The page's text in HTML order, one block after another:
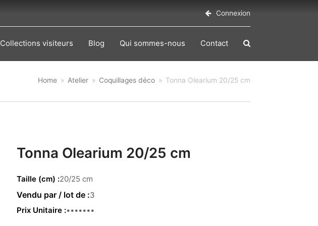
Connexion
Collections visiteurs Blog Qui sommes-nous Contact
Home » Atelier » Coquillages déco » Tonna Olearium 20/25 cm
Tonna Olearium 20/25 cm
Taille (cm) 20/25 cm
3
Prix Unitaire 12.60 €